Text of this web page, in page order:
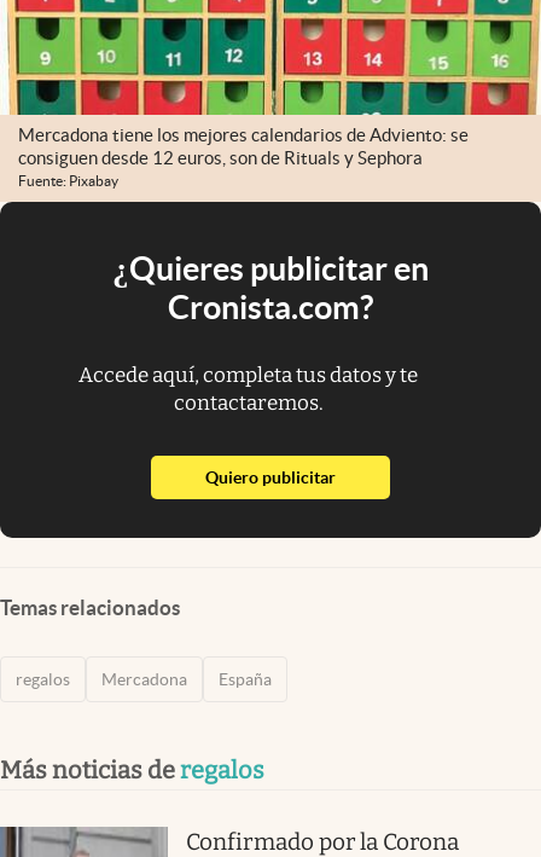
Mercadona tiene los mejores calendarios de Adviento: se
consiguen desde 12 euros, son de Rituals y Sephora
Fuente: Pixabay
¿Quieres publicitar en
Cronista.com?
Accede aquí, completa tus datos y te
contactaremos.
Quiero publicitarabre en nueva pestaña
Temas relacionados
regalos Mercadona España
Más noticias deregalos
Confirmado por la Corona